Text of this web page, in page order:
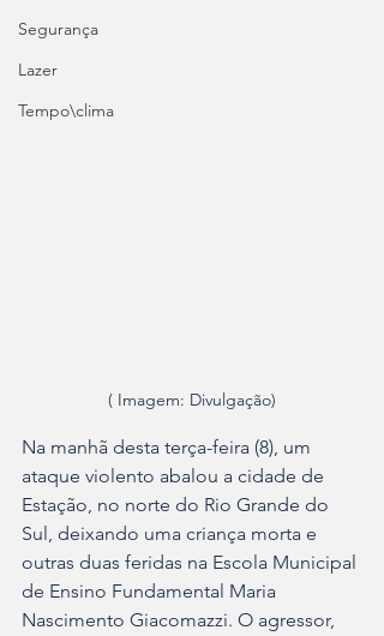
Segurança
Lazer
Tempo\clima
( Imagem: Divulgação)
Na manhã desta terça-feira (8), um
ataque violento abalou a cidade de
Estação, no norte do Rio Grande do
Sul, deixando uma criança morta e
outras duas feridas na Escola Municipal
de Ensino Fundamental Maria
Nascimento Giacomazzi. O agressor,